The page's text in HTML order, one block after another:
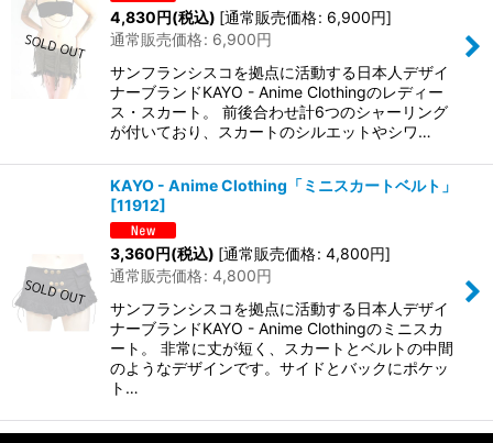
4,830円(税込) [通常販売価格: 6,900円]
通常販売価格: 6,900円
サンフランシスコを拠点に活動する日本人デザイ
ナーブランドKAYO - Anime Clothingのレディー
ス・スカート。 前後合わせ計6つのシャーリング
が付いており、スカートのシルエットやシワ…
KAYO - Anime Clothing「ミニスカートベルト」
[11912]
3,360円(税込) [通常販売価格: 4,800円]
通常販売価格: 4,800円
サンフランシスコを拠点に活動する日本人デザイ
ナーブランドKAYO - Anime Clothingのミニスカ
ート。 非常に丈が短く、スカートとベルトの中間
のようなデザインです。サイドとバックにポケッ
ト…